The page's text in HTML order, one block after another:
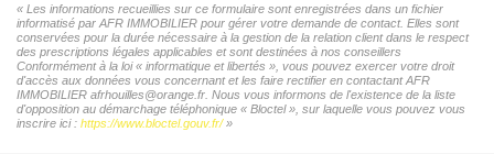
« Les informations recueillies sur ce formulaire sont enregistrées dans un fichier
informatisé par AFR IMMOBILIER pour gérer votre demande de contact. Elles sont
conservées pour la durée nécessaire à la gestion de la relation client dans le respect
des prescriptions légales applicables et sont destinées à nos conseillers
Conformément à la loi « informatique et libertés », vous pouvez exercer votre droit
d'accès aux données vous concernant et les faire rectifier en contactant AFR
IMMOBILIER afrhouilles@orange.fr. Nous vous informons de l'existence de la liste
d'opposition au démarchage téléphonique « Bloctel », sur laquelle vous pouvez vous
inscrire ici : https://www.bloctel.gouv.fr/»